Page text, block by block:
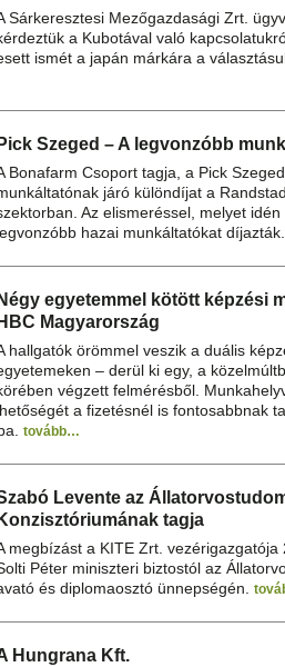
Sárkeresztesi Mezőgazdasági Zrt.
a Kubotával való
ismét a japán márkára a
Pick Szeged – A legvonzóbb
Bonafarm Csoport tagja, a Pick
járó különdíjat a
Az elismeréssel, melyet
hazai munkáltatókat
Négy egyetemmel kötött képzési
HBC Magyarország
hallgatók örömmel veszik a duális
– derül ki egy, a
végzett felmérésből.
a fizetésnél is fontosabbnak
tovább…
Levente az
Konzisztóriumának tagja
megbízást a KITE Zrt.
Péter miniszteri biztostól az
és diplomaosztó ünnepségén.
Hungrana Kft.